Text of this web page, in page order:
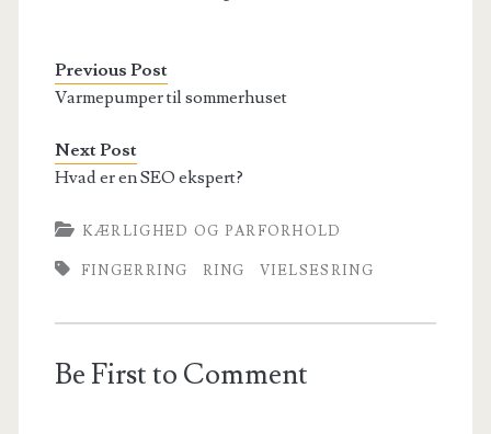
Previous Post
Varmepumper til sommerhuset
Next Post
Hvad er en SEO ekspert?
KÆRLIGHED OG PARFORHOLD
FINGERRING RING VIELSESRING
Be First to Comment